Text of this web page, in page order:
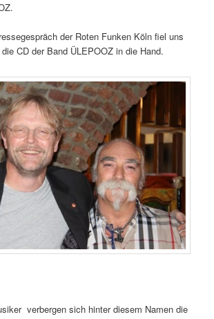
der Roten Funken Köln fiel uns
CD der Band ÜLEPOOZ in die Hand.
verbergen sich hinter diesem Namen die